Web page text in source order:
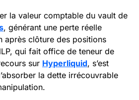
la valeur comptable du vault de
, générant une perte réelle
après clôture des positions
qui fait office de teneur de
sur Hyperliquid, s’est
la dette irrécouvrable